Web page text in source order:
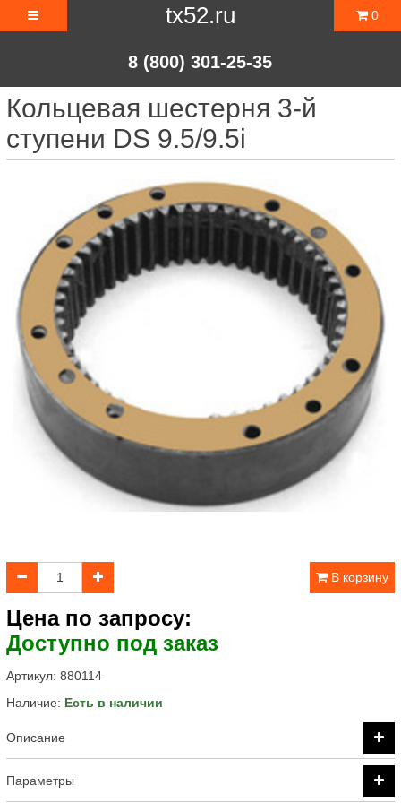
tx52.ru
8 (800) 301-25-35
0
Кольцевая шестерня 3-й
ступени DS 9.5/9.5i
В корзину
Цена по запросу:
Доступно под заказ
Артикул: 880114
Наличие: Есть в наличии
Описание
Параметры